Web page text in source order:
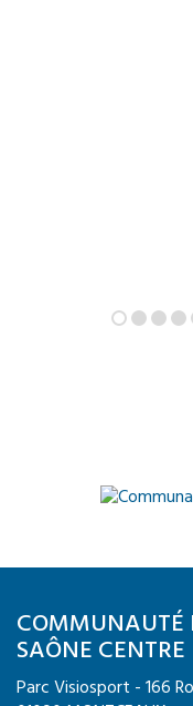
COMMUNAUTÉ
SAÔNE CENTRE
Parc Visiosport - 166